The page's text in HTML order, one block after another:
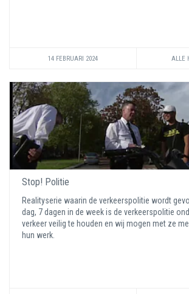
14 FEBRUARI 2024 ALLE
Stop! Politie
Realityserie waarin de verkeerspolitie wordt
dag, 7 dagen in de week is de verkeerspolitie
verkeer veilig te houden en wij mogen met ze
hun werk.